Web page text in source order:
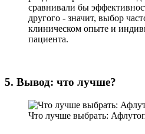
сравнивали бы
другого - значит, выбор
клиническом опыте и
пациента.
5. Вывод: что лучше?
Что лучше выбрать: